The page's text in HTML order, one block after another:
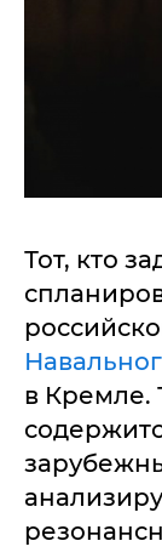
Тот, кто
в Кремле.